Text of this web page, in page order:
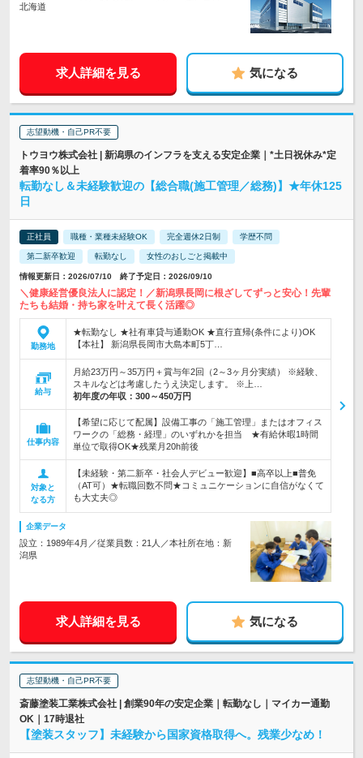
北海道
求人詳細を見る 気になる
志望動機・自己PR不要
トウヨウ株式会社 | 新潟県のインフラを支える安定企業｜*土日祝休み*定
着率90％以上
転勤なし＆未経験歓迎の【総合職(施工管理／総務)】★年休125
日
正社員 職種・業種未経験OK 完全週休2日制 学歴不問
第二新卒歓迎 転勤なし 女性のおしごと掲載中
情報更新日：2026/07/10 終了予定日：2026/09/10
＼健康経営優良法人に認定！／新潟県長岡に根ざしてずっと安心！先輩
たちも結婚・持ち家を叶えて長く活躍◎
勤務地
★転勤なし ★社有車貸与通勤OK ★直行直帰(条件により)OK
【本社】 新潟県長岡市大島本町5丁…
給与
月給23万円～35万円＋賞与年2回（2～3ヶ月分実績） ※経験、
スキルなどは考慮したうえ決定します。 ※上…
初年度の年収： 300～450万円
仕事内容
【希望に応じて配属】設備工事の「施工管理」またはオフィス
ワークの「総務・経理」のいずれかを担当 ★有給休暇1時間
単位で取得OK★残業月20h前後
対象と
なる方
【未経験・第二新卒・社会人デビュー歓迎】■高卒以上■普免
（AT可）★転職回数不問★コミュニケーションに自信がなくて
も大丈夫◎
企業データ
設立：1989年4月／従業員数：21人／本社所在地：新
潟県
求人詳細を見る 気になる
志望動機・自己PR不要
斎藤塗装工業株式会社 | 創業90年の安定企業｜転勤なし｜マイカー通勤
OK｜17時退社
【塗装スタッフ】未経験から国家資格取得へ。残業少なめ！